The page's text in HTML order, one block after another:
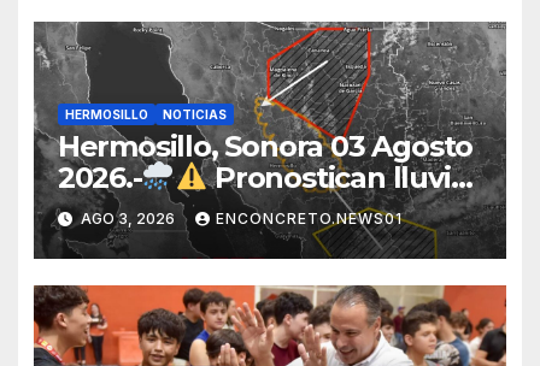
HERMOSILLO NOTICIAS
Hermosillo, Sonora 03 Agosto
2026.-
Pronostican lluvias
para Hermosillo esta noche;
norte de Sonora registra
mayor potencial de
tormentas
AGO 3, 2026 ENCONCRETO.NEWS01